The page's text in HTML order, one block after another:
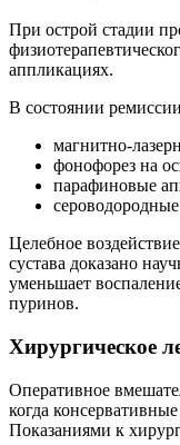
При острой стадии
аппликациях.
В состоянии
магнитно-
фонофорез на
парафиновые
Целебное
сустава доказано
уменьшает
пуринов.
Хирургическое
Оперативное
когда
Показаниями к